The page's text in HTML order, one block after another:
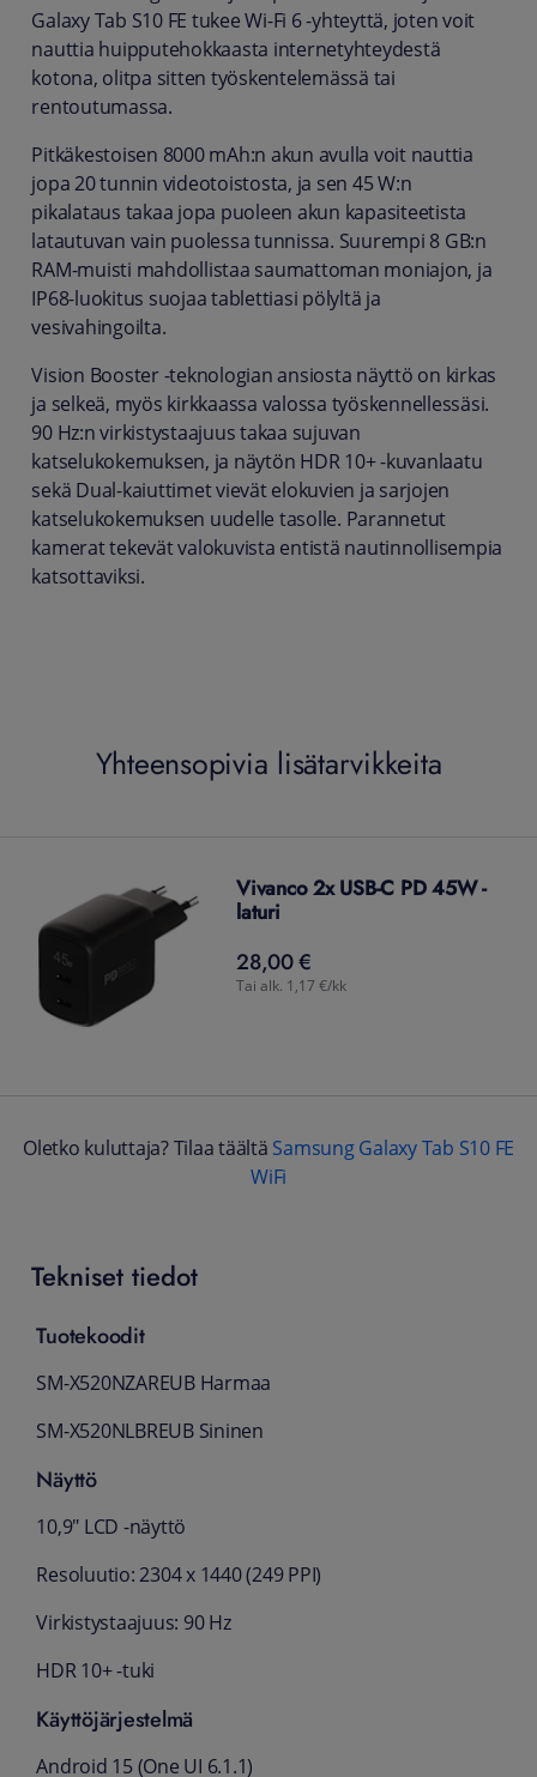
Galaxy Tab S10 FE tukee Wi-Fi 6 -yhteyttä, joten voit
nauttia huipputehokkaasta internetyhteydestä
kotona, olitpa sitten työskentelemässä tai
rentoutumassa.
Pitkäkestoisen 8000 mAh:n akun avulla voit nauttia
jopa 20 tunnin videotoistosta, ja sen 45 W:n
pikalataus takaa jopa puoleen akun kapasiteetista
latautuvan vain puolessa tunnissa. Suurempi 8 GB:n
RAM-muisti mahdollistaa saumattoman moniajon, ja
IP68-luokitus suojaa tablettiasi pölyltä ja
vesivahingoilta.
Vision Booster -teknologian ansiosta näyttö on kirkas
ja selkeä, myös kirkkaassa valossa työskennellessäsi.
90 Hz:n virkistystaajuus takaa sujuvan
katselukokemuksen, ja näytön HDR 10+ -kuvanlaatu
sekä Dual-kaiuttimet vievät elokuvien ja sarjojen
katselukokemuksen uudelle tasolle. Parannetut
kamerat tekevät valokuvista entistä nautinnollisempia
katsottaviksi.
Yhteensopivia lisätarvikkeita
Vivanco 2x USB-C PD 45W -
laturi
28,00 €
28,00€
Tai alk. 1,17 €/kk
Oletko kuluttaja? Tilaa täältä Samsung Galaxy Tab S10 FE
WiFi
Tekniset tiedot
Tuotekoodit
SM-X520NZAREUB Harmaa
SM-X520NLBREUB Sininen
Näyttö
10,9" LCD -näyttö
Resoluutio: 2304 x 1440 (249 PPI)
Virkistystaajuus: 90 Hz
HDR 10+ -tuki
Käyttöjärjestelmä
Android 15 (One UI 6.1.1)